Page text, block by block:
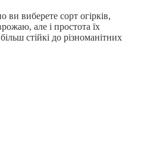
ви виберете сорт огірків,
але і простота їх
стійкі до різноманітних